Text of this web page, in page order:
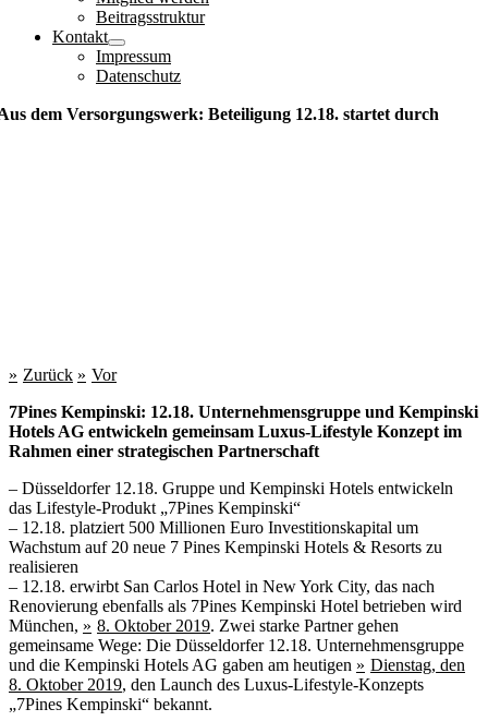
Beitragsstruktur
Kontakt
Impressum
Datenschutz
dem Versorgungswerk: Beteiligung 12.18. startet durch
Zurück
Vor
7Pines Kempinski: 12.18. Unternehmensgruppe und Kempinski
Hotels AG entwickeln gemeinsam Luxus-Lifestyle Konzept im
Rahmen einer strategischen Partnerschaft
– Düsseldorfer 12.18. Gruppe und Kempinski Hotels entwickeln
das Lifestyle-Produkt „7Pines Kempinski“
– 12.18. platziert 500 Millionen Euro Investitionskapital um
Wachstum auf 20 neue 7 Pines Kempinski Hotels & Resorts zu
realisieren
– 12.18. erwirbt San Carlos Hotel in New York City, das nach
Renovierung ebenfalls als 7Pines Kempinski Hotel betrieben wird
München,
8. Oktober 2019. Zwei starke Partner gehen
gemeinsame Wege: Die Düsseldorfer 12.18. Unternehmensgruppe
und die Kempinski Hotels AG gaben am heutigen
Dienstag, den
8. Oktober 2019, den Launch des Luxus-Lifestyle-Konzepts
„7Pines Kempinski“ bekannt.